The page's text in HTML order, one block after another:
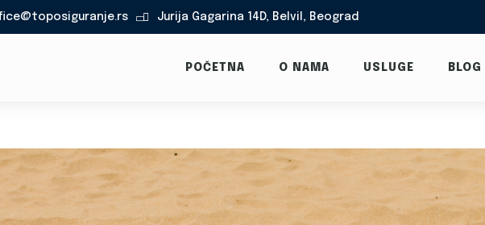
 Jurija Gagarina 14D, Belvil, Beograd
POČETNA O NAMA USLUGE BLOG